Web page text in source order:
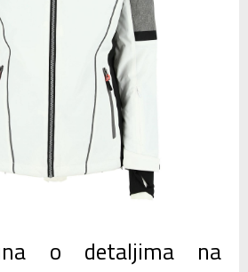
o detaljima na